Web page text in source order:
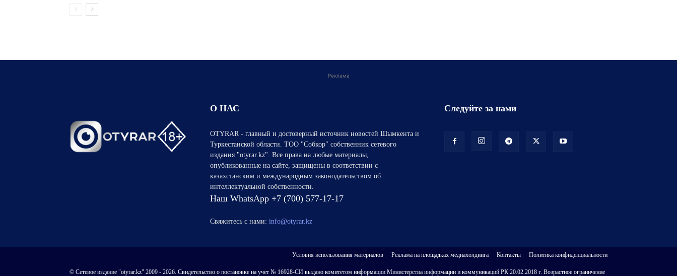
Реклама
О НАС
OTYRAR - главный и достоверный источник новостей Шымкента и
Туркестанской области. ТОО "Собкор" собственник сетевого
издания "otyrar.kz". Все права на любые материалы,
опубликованные на сайте, защищены в соответствии с
казахстанским и международным законодательством об
интеллектуальной собственности.
Наш WhatsApp +7 (700) 577-17-17
Свяжитесь с нами: info@otyrar.kz
Следуйте за нами
Условия использования материалов Реклама на площадках медиахолдинга Контакты Политика конфиденциальности
© Сетевое издание "otyrar.kz" 2009 - 2026. Свидетельство о постановке на учет № 16928-СИ выдано комитетом информации Министерства информации и коммуникаций РК 20.02.2018 г. Возрастное ограничение